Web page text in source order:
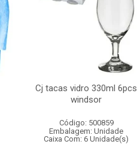
Cj tacas vidro 330ml 6pcs
windsor
Código: 500859
Embalagem: Unidade
Caixa Com: 6 Unidade(s)